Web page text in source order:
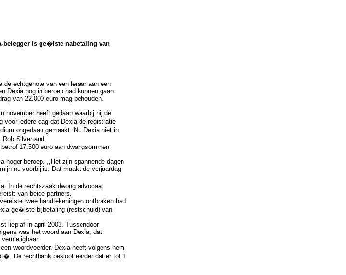
belegger is ge�iste nabetaling van
de echtgenote van een leraar aan een
Dexia nog in beroep had kunnen gaan
van 22.000 euro mag behouden.
november heeft gedaan waarbij hij de
iedere dag dat Dexia de registratie
ongedaan gemaakt. Nu Dexia niet in
Rob Silvertand.
17.500 euro aan dwangsommen
hoger beroep. ,,Het zijn spannende dagen
nu voorbij is. Dat maakt de verjaardag
In de rechtszaak dwong advocaat
van beide partners.
twee handtekeningen ontbraken had
ge�iste bijbetaling (restschuld) van
liep af in april 2003. Tussendoor
was het woord aan Dexia, dat
woordvoerder. Dexia heeft volgens hem
De rechtbank besloot eerder dat er tot 1